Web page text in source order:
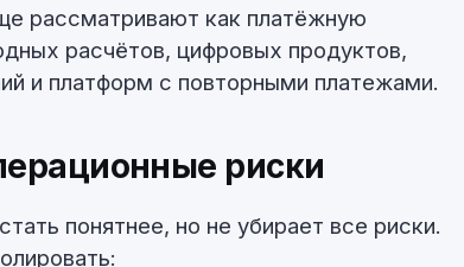
рассматривают как платёжную
расчётов, цифровых продуктов,
и платформ с повторными платежами.
риски
понятнее, но не убирает все риски.